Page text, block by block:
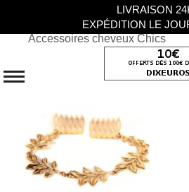
Accessoires cheveux Chics
LIVRAISON
EXPÉDITION LE